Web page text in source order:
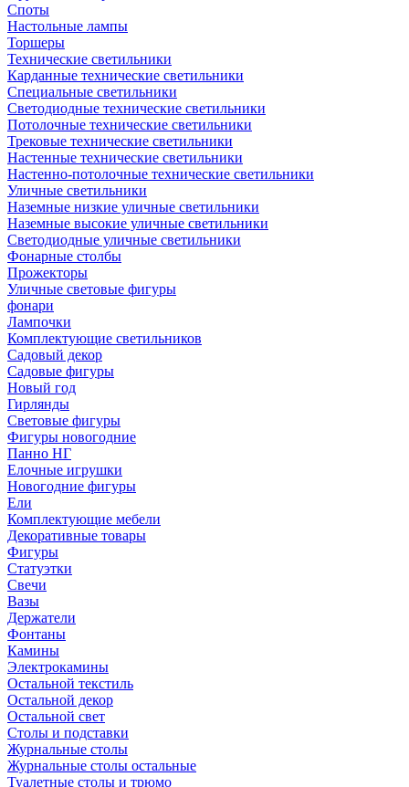
Споты
Настольные лампы
Торшеры
Технические светильники
Карданные технические светильники
Специальные светильники
Светодиодные технические светильники
Потолочные технические светильники
Трековые технические светильники
Настенные технические светильники
Настенно-потолочные технические светильники
Уличные светильники
Наземные низкие уличные светильники
Наземные высокие уличные светильники
Светодиодные уличные светильники
Фонарные столбы
Прожекторы
Уличные световые фигуры
фонари
Лампочки
Комплектующие светильников
Садовый декор
Садовые фигуры
Новый год
Гирлянды
Световые фигуры
Фигуры новогодние
Панно НГ
Елочные игрушки
Новогодние фигуры
Ели
Комплектующие мебели
Декоративные товары
Фигуры
Статуэтки
Свечи
Вазы
Держатели
Фонтаны
Камины
Электрокамины
Остальной текстиль
Остальной декор
Остальной свет
Столы и подставки
Журнальные столы
Журнальные столы остальные
Туалетные столы и трюмо